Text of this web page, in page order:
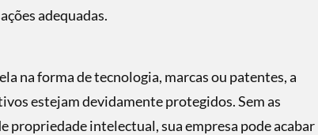
adequadas.
na forma de tecnologia, marcas ou patentes, a
estejam devidamente protegidos. Sem as
propriedade intelectual, sua empresa pode acabar